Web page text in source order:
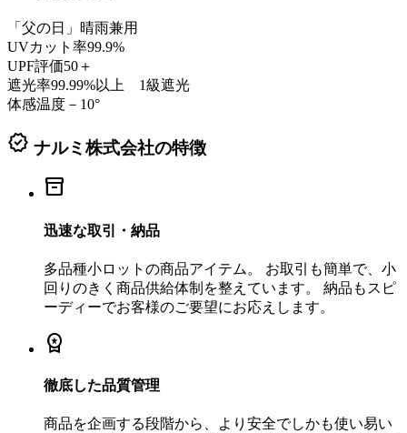
「父の日」晴雨兼用
UVカット率99.9%
UPF評価50＋
遮光率99.99%以上 1級遮光
体感温度－10°
verified ナルミ株式会社の特徴
inventory_2
迅速な取引・納品
多品種小ロットの商品アイテム。 お取引も簡単で、小
回りのきく商品供給体制を整えています。 納品もスピ
ーディーでお客様のご要望にお応えします。
workspace_premium
徹底した品質管理
商品を企画する段階から、より安全でしかも使い易い